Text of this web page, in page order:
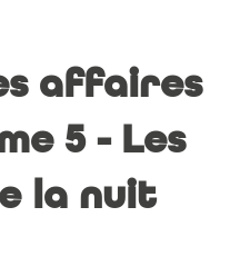
affaires
5 - Les
la nuit